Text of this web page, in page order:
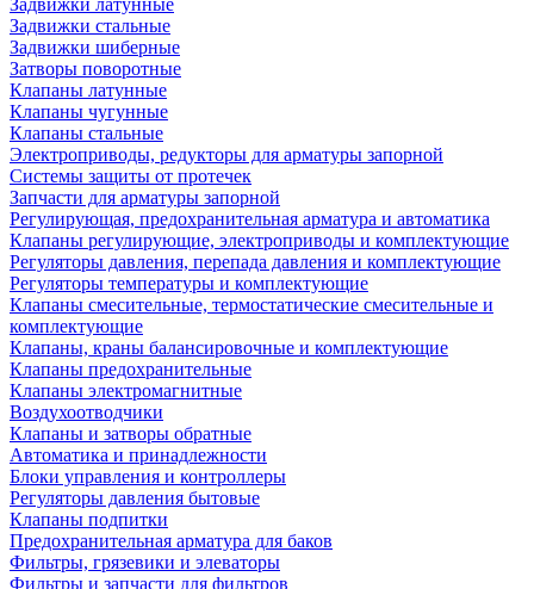
Задвижки латунные
Задвижки стальные
Задвижки шиберные
Затворы поворотные
Клапаны латунные
Клапаны чугунные
Клапаны стальные
Электроприводы, редукторы для арматуры запорной
Системы защиты от протечек
Запчасти для арматуры запорной
Регулирующая, предохранительная арматура и автоматика
Клапаны регулирующие, электроприводы и комплектующие
Регуляторы давления, перепада давления и комплектующие
Регуляторы температуры и комплектующие
Клапаны смесительные, термостатические смесительные и
комплектующие
Клапаны, краны балансировочные и комплектующие
Клапаны предохранительные
Клапаны электромагнитные
Воздухоотводчики
Клапаны и затворы обратные
Автоматика и принадлежности
Блоки управления и контроллеры
Регуляторы давления бытовые
Клапаны подпитки
Предохранительная арматура для баков
Фильтры, грязевики и элеваторы
Фильтры и запчасти для фильтров